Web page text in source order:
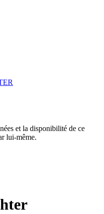
et la disponibilité de ce
lui-même.